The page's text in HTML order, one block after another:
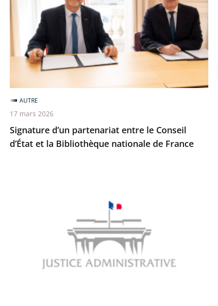
le
Conseil
d’État
Bibliothèque
nationale
de
France
Signature d’un partenariat entre le Conseil
d’État et la Bibliothèque nationale de France
AUTRE
17 mars 2026
tribunaux
administratifs